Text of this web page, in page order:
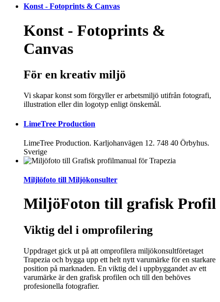
Konst - Fotoprints & Canvas
Konst - Fotoprints &
Canvas
För en kreativ miljö
Vi skapar konst som förgyller er arbetsmiljö utifrån fotografi,
illustration eller din logotyp enligt önskemål.
LimeTree Production
LimeTree Production. Karljohanvägen 12. 748 40 Örbyhus.
Sverige
Miljlöfoto till Miljökonsulter
MiljöFoton till grafisk Profil
Viktig del i omprofilering
Uppdraget gick ut på att omprofilera miljökonsultföretaget
Trapezia och bygga upp ett helt nytt varumärke för en starkare
position på marknaden. En viktig del i uppbyggandet av ett
varumärke är den grafisk profilen och till den behöves
profesionella fotografier.